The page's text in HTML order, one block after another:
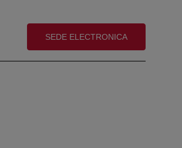
(abre en nueva ventana)
SEDE ELECTRONICA